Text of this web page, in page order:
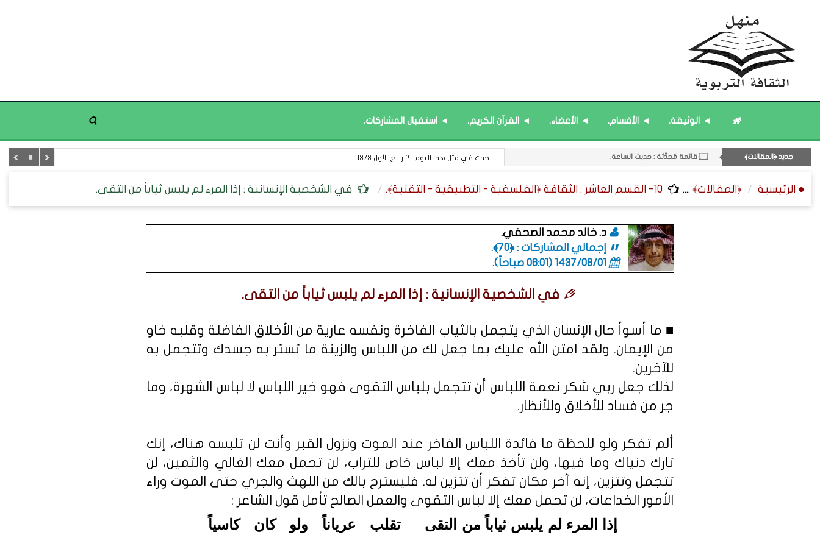
◄ الوثيقة. ◄ الأقسام. ◄ الأعضاء. ◄ القرآن الكريم. ◄ استقبال المشاركات.
جديد ﴿المقالات﴾
۝ قائمة مُحدَّثة : حديث الساعة.
11- القسم الحادي عشر : ﴿اللقاءات الشخصية - الثقافة المتسلسلة﴾.
۝ قائمة مُحدَّثة : مختارات من ﴿جديد﴾ المشاركات.
۝ قائمة مُثبتة : إدارة منهل الثقافة التربوية.
في المواد المعرفية : الخسارة التي لا تُعوَّض.
● الرئيسية ﴿المقالات﴾ .... 10- القسم العاشر : الثقافة ﴿الفلسفية - التطبيقية - التقنية﴾. في الشخصية الإنسانية : إذا المرء لم يلبس ثياباً من التقى.
د. خالد محمد الصحفي.
إجمالي المشاركات : ﴿70﴾.
1437/08/01 (06:01 صباحاً)
.
في الشخصية الإنسانية : إذا المرء لم يلبس ثياباً من التقى.
■ ما أسوأ حال الإنسان الذي يتجمل بالثياب الفاخرة ونفسه عارية من الأخلاق الفاضلة وقلبه خاوِ
من الإيمان. ولقد امتن الله عليك بما جعل لك من اللباس والزينة ما تستر به جسدك وتتجمل به
للآخرين.
لذلك جعل ربي شكر نعمة اللباس أن تتجمل بلباس التقوى فهو خير اللباس لا لباس الشهرة، وما
جر من فساد للأخلاق وللأنظار.
ألم تفكر ولو للحظة ما فائدة اللباس الفاخر عند الموت ونزول القبر وأنت لن تلبسه هناك، إنك
تارك دنياك وما فيها، ولن تأخذ معك إلا لباس خاص للتراب، لن تحمل معك الغالي والثمين، لن
تتجمل وتتزين، إنه آخر مكان تفكر أن تتزين له. فليسترح بالك من اللهث والجري حتى الموت وراء
الأمور الخداعات، لن تحمل معك إلا لباس التقوى والعمل الصالح تأمل قول الشاعر :
إذا المرء لم يلبس ثياباً من التقى تقلب عرياناً ولو كان كاسياً